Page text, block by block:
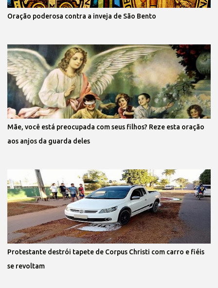
Oração poderosa contra a inveja de São Bento
Mãe, você está preocupada com seus filhos? Reze esta oração
aos anjos da guarda deles
Protestante destrói tapete de Corpus Christi com carro e fiéis
se revoltam